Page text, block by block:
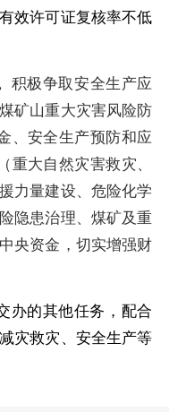
效许可证复核率不低
积极争取安全生产应
矿山重大灾害风险防
、安全生产预防和应
重大自然灾害救灾、
力量建设、危险化学
隐患治理、煤矿及重
央资金，切实增强财
办的其他任务，配合
灾救灾、安全生产等